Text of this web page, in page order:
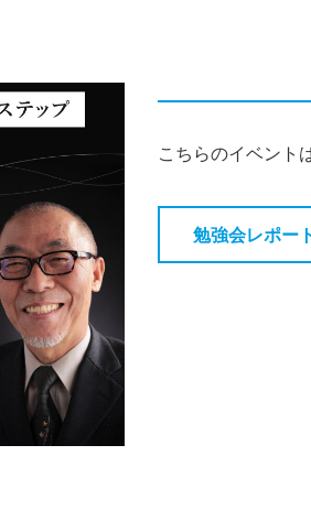
こちらのイベント
勉強会レポー